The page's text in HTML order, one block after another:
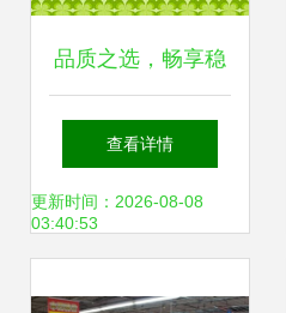
品质之选，畅享稳
定电能——全国总
代理直供5号光明
查看详情
更新时间：2026-08-08
03:40:53